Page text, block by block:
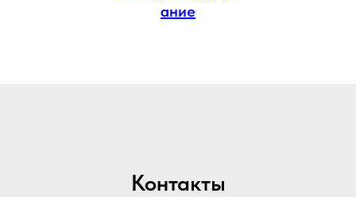
ание
Контакты